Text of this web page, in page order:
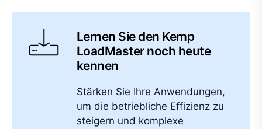
Lernen Sie den Kemp
LoadMaster noch heute
kennen
Stärken Sie Ihre Anwendungen,
um die betriebliche Effizienz zu
steigern und komplexe